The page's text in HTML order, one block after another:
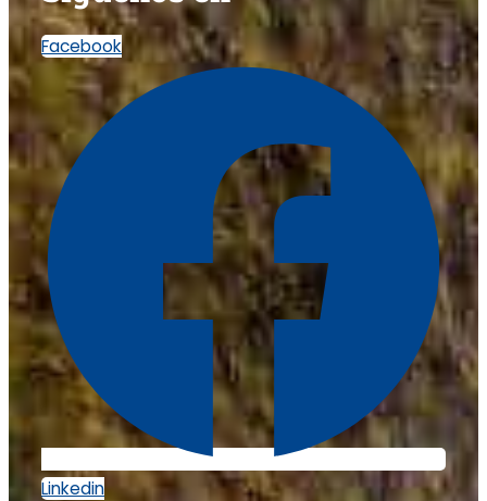
Facebook
Linkedin